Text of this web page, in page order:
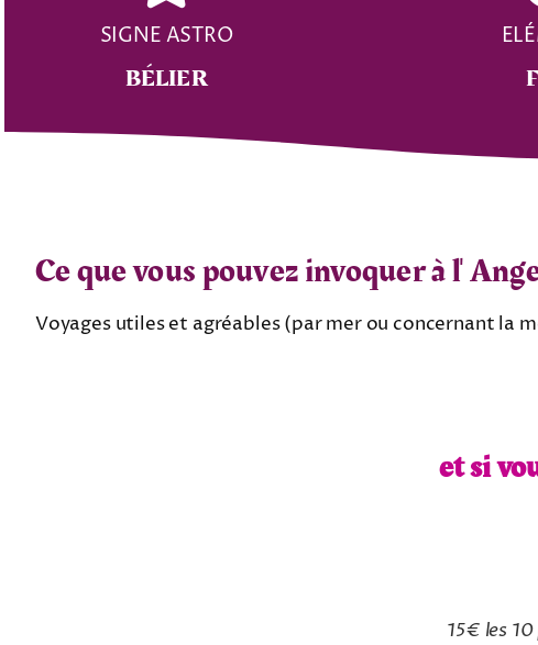
SIGNE ASTRO
BÉLIER
Ce que vous pouvez invoquer à l'
Voyages utiles et agréables (par mer ou concernant la
et si
15€ les